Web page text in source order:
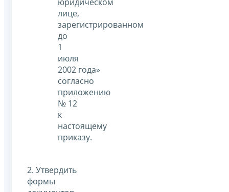
лице,
зарегистрированном
до
1
июля
2002 года»
согласно
приложению
№ 12
к
настоящему
приказу.
2. Утвердить
формы